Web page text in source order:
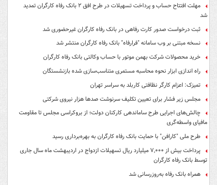
مهلت افتتاح حساب و پرداخت تسهیلات در طرح افق ۲ بانک رفاه کارگران تمدید
شد
ثبت درخواست صدور کارت رفاهی در بانک رفاه کارگران غیرحضوری شد
نسخه مبتنی بر وب سامانه "فرارفاه" بانک رفاه کارگران منتشر شد
خرید محصولات شرکت بهمن موتور با حساب وکالتی بانک رفاه کارگران
راه اندازی ابزار نحوه محاسبه مستمری متناسب‌سازی شده بازنشستگان
تمیزک: اعزام کارگر نظافتی کاربلد به سراسر تهران
مجلس زیر فشار برای تعیین تکلیف سرنوشت صدها هزار نیروی شرکتی
چالش‌های اجرایی طرح ساماندهی کارکنان دولت؛ از بروکراسی مجلس تا مقاومت
مافیای واسطه‌گری
طرح ملی "کارافن" با حمایت بانک رفاه کارگران به بهره‌برداری رسید
پرداخت بیش از ۷,۰۰۰ میلیارد ریال تسهیلات ازدواج در اردیبهشت ماه سال جاری
توسط بانک رفاه کارگران
همراه بانک رفاه به‌روزرسانی شد